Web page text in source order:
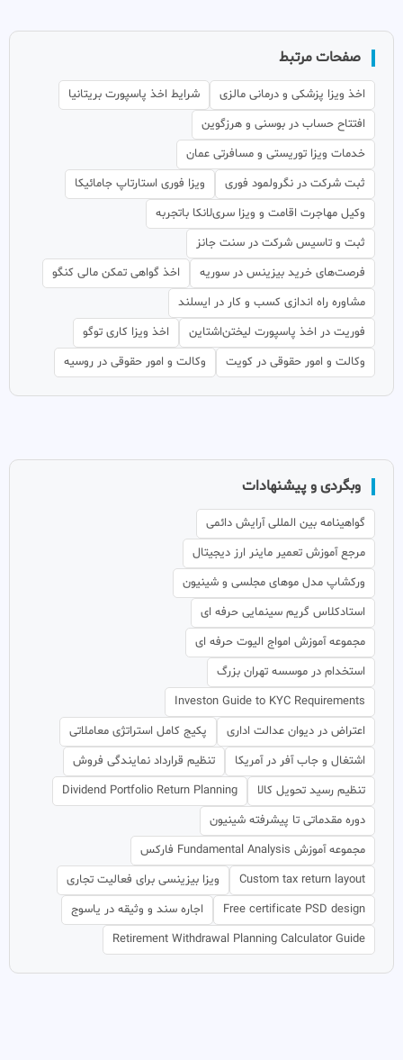
صفحات مرتبط
اخذ ویزا پزشکی و درمانی مالزی
شرایط اخذ پاسپورت بریتانیا
افتتاح حساب در بوسنی و هرزگوین
خدمات ویزا توریستی و مسافرتی عمان
ثبت شرکت در نگرولمود فوری
ویزا فوری استارتاپ جامائیکا
وکیل مهاجرت اقامت و ویزا سری‌لانکا باتجربه
ثبت و تاسیس شرکت در سنت جانز
فرصت‌های خرید بیزینس در سوریه
اخذ گواهی تمکن مالی کنگو
مشاوره راه اندازی کسب و کار در ایسلند
فوریت در اخذ پاسپورت لیختن‌اشتاین
اخذ ویزا کاری توگو
وکالت و امور حقوقی در کویت
وکالت و امور حقوقی در روسیه
وبگردی و پیشنهادات
گواهینامه بین المللی آرایش دائمی
مرجع آموزش تعمیر ماینر ارز دیجیتال
ورکشاپ مدل موهای مجلسی و شینیون
استادکلاس گریم سینمایی حرفه ای
مجموعه آموزش امواج الیوت حرفه ای
استخدام در موسسه تهران بزرگ
Investon Guide to KYC Requirements
اعتراض در دیوان عدالت اداری
پکیج کامل استراتژی معاملاتی
اشتغال و جاب آفر در آمریکا
تنظیم قرارداد نمایندگی فروش
تنظیم رسید تحویل کالا
Dividend Portfolio Return Planning
دوره مقدماتی تا پیشرفته شینیون
مجموعه آموزش Fundamental Analysis فارکس
Custom tax return layout
ویزا بیزینسی برای فعالیت تجاری
Free certificate PSD design
اجاره سند و وثیقه در یاسوج
Retirement Withdrawal Planning Calculator Guide